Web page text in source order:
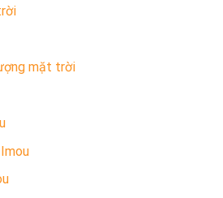
mặt trời